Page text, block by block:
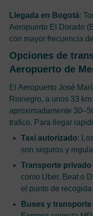
Llegada en Bogotá:
Aeropuerto El Dorado
con mayor frecuencia
Opciones de
Aeropuerto de
El Aeropuerto José
Rionegro, a unos 33
aproximadamente
trafico. Para llegar
Taxi autorizado:
son seguros y
Transporte
como Uber, Beat o
el punto de
Buses y